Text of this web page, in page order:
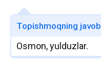
Topishmoqning
Osmon, yulduzlar.